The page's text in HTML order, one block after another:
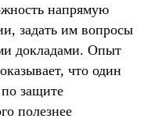
напрямую
задать им вопросы
докладами. Опыт
что один
защите
полезнее